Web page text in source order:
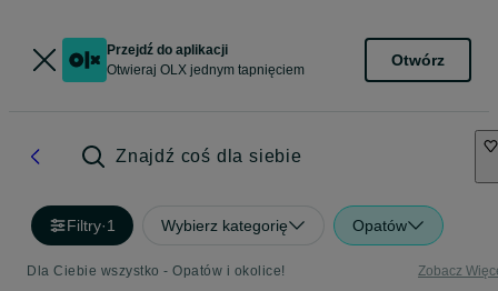
Przejdź do aplikacji
Otwieraj OLX jednym tapnięciem
Otwórz
Znajdź coś dla siebie
Filtry·1 Wybierz kategorię Opatów
Dla Ciebie wszystko - Opatów i okolice! Zobacz